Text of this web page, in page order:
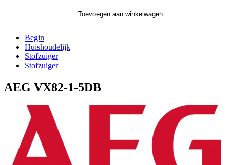
Toevoegen aan winkelwagen
Begin
Huishoudelijk
Stofzuiger
Stofzuiger
AEG VX82-1-5DB